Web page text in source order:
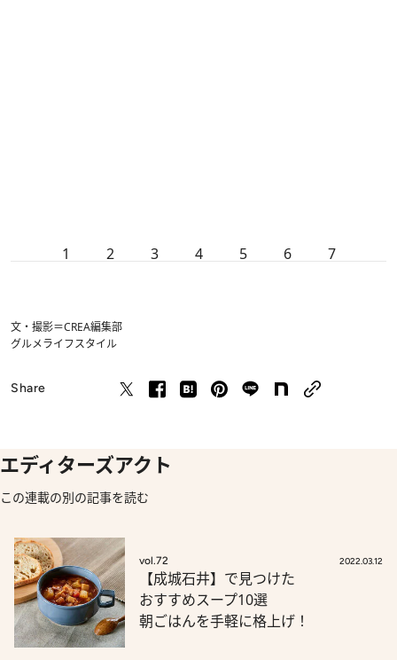
1 2 3 4 5 6 7
文・撮影＝CREA編集部
グルメライフスタイル
Share
エディターズアクト
この連載の別の記事を読む
vol.72 2022.03.12
【成城石井】で見つけた
おすすめスープ10選
朝ごはんを手軽に格上げ！